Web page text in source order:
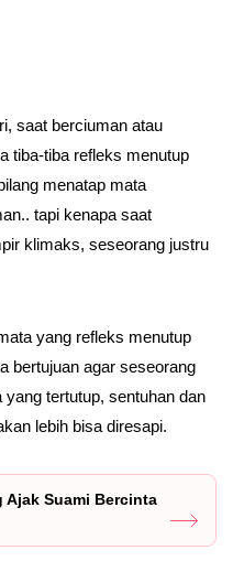
saat berciuman atau
tiba-tiba refleks menutup
menatap mata
tapi kenapa saat
klimaks, seseorang justru
yang refleks menutup
bertujuan agar seseorang
tertutup, sentuhan dan
lebih bisa diresapi.
Ajak Suami Bercinta